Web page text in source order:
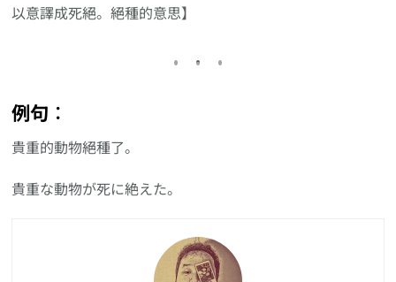
以意譯成死絕。絕種的意思】
例句︰
貴重的動物絕種了。
貴重な動物が死に絶えた。